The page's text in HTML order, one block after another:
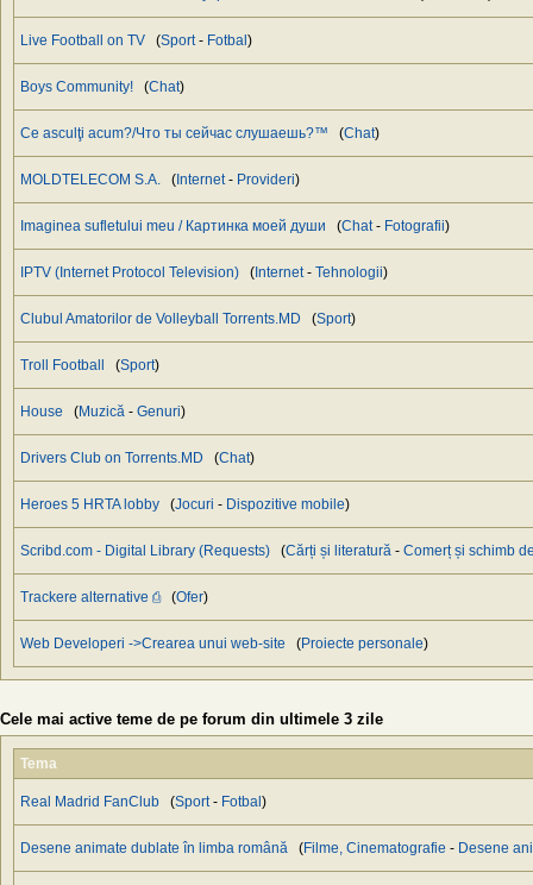
Live Football on TV (Sport- Fotbal )
Boys Community! (Chat)
Ce asculţi acum?/Что ты сейчас слушаешь?™ (Chat)
MOLDTELECOM S.A. ( Internet- Provideri)
Imaginea sufletului meu / Картинка моей души (Chat- Fotografii)
IPTV (Internet Protocol Television) ( Internet- Tehnologii)
Clubul Amatorilor de Volleyball Torrents.MD (Sport)
Troll Football (Sport)
House (Muzică - Genuri)
Drivers Club on Torrents.MD (Chat)
Heroes 5 HRTA lobby (Jocuri - Dispozitive mobile)
Scribd.com - Digital Library (Requests) (Cărți și literatură - Сomerț și schimb
Trackere alternative ⎙(Ofer)
Web Developeri ->Crearea unui web-site (Proiecte personale)
Cele mai active teme de pe forum din ultimele 3 zile
Tema
Real Madrid FanClub (Sport- Fotbal )
Desene animate dublate în limba română (Filme, Cinematografie - Desene